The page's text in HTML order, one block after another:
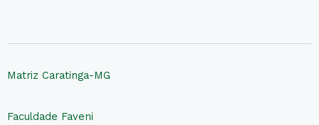
Matriz Caratinga-MG
Faculdade Faveni